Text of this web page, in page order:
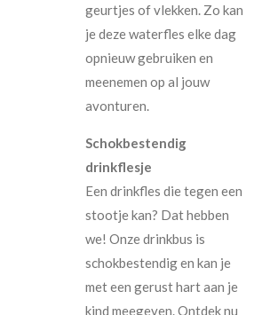
geurtjes of vlekken. Zo kan
je deze waterfles elke dag
opnieuw gebruiken en
meenemen op al jouw
avonturen.
Schokbestendig
drinkflesje
Een drinkfles die tegen een
stootje kan? Dat hebben
we! Onze drinkbus is
schokbestendig en kan je
met een gerust hart aan je
kind meegeven. Ontdek nu